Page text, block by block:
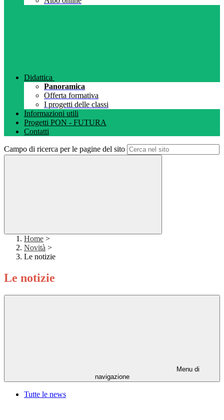
Didattica
Panoramica
Offerta formativa
I progetti delle classi
Informazioni utili
Progetti PON - FUTURA
Contatti
Campo di ricerca per le pagine del sito
Home >
Novità >
Le notizie
Le notizie
Menu di
navigazione
Tutte le news